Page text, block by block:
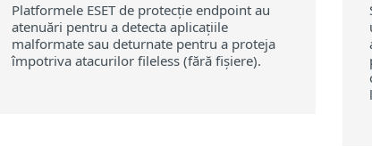
Platformele ESET de protecție endpoint au
atenuări pentru a detecta aplicațiile
malformate sau deturnate pentru a proteja
împotriva atacurilor fileless (fără fișiere).